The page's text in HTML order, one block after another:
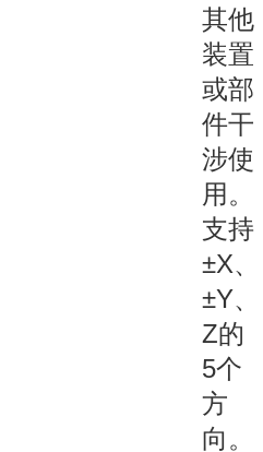
其他
装置
或部
件干
涉使
用。
支持
±X、
±Y、
Z的
5个
方
向。